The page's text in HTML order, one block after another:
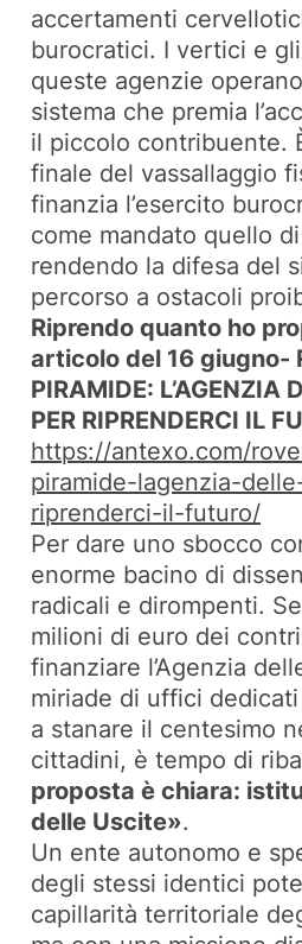
accertamenti
burocratici. I vertici e
queste agenzie
sistema che premia
il piccolo contribuente.
finale del vassallaggio
finanzia l’esercito
come mandato quello
rendendo la difesa del
percorso a ostacoli
Riprendo quanto ho
articolo del 16 giugno-
PIRAMIDE: L’AGENZIA
PER RIPRENDERCI IL
https://antexo.com/
piramide-lagenzia-
riprenderci-il-futuro/
Per dare uno sbocco
enorme bacino di
radicali e dirompenti.
milioni di euro dei
finanziare l’Agenzia
miriade di uffici
a stanare il centesimo
cittadini, è tempo di
proposta è chiara:
delle Uscite».
Un ente autonomo e
degli stessi identici
capillarità territoriale